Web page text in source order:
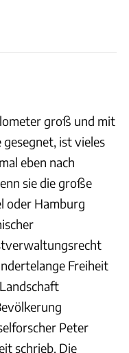
groß und mit
ist vieles
eben nach
sie die große
oder Hamburg
Freiheit
Peter
schrieb. Die